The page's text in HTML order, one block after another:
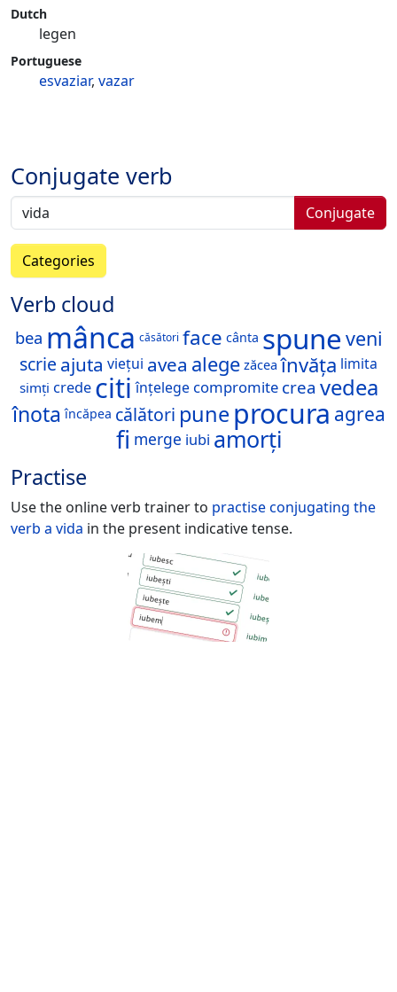
Dutch
legen
Portuguese
esvaziar, vazar
Conjugate verb
Conjugate
Categories
Verb cloud
bea mânca căsători face cânta spuneveni
scrie ajuta viețui avea alege zăcea învăța limita
simți crede citi înțelege compromite crea vedea
înota încăpea călători pune procura agrea
fi merge iubi amorți
Practise
Use the online verb trainer to practise conjugating the
verb a vida in the present indicative tense.